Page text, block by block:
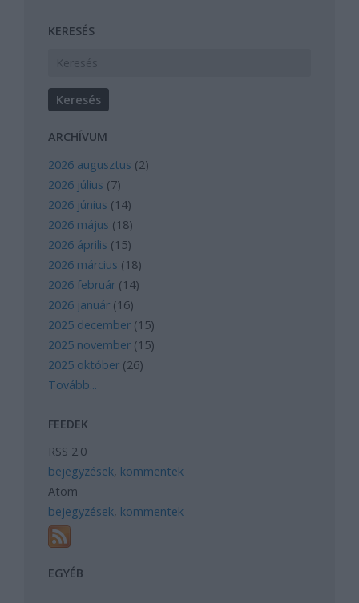
KERESÉS
ARCHÍVUM
2026 augusztus (2)
2026 július (7)
2026 június (14)
2026 május (18)
2026 április (15)
2026 március (18)
2026 február (14)
2026 január (16)
2025 december (15)
2025 november (15)
2025 október (26)
Tovább...
FEEDEK
RSS 2.0
bejegyzések, kommentek
Atom
bejegyzések, kommentek
EGYÉB